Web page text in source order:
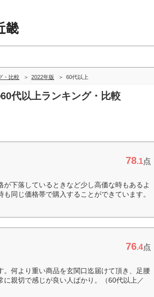
畿
・比較 2022年版 60代以上
代以上ランキング・比較
78.1点
下落しているときなど少し高価な時もあるよ
同じ価格帯で購入することができています。
76.4点
何より重い商品を玄関口迄届けて頂き、足腰
親切で感じが良い人ばかり。（60代以上／